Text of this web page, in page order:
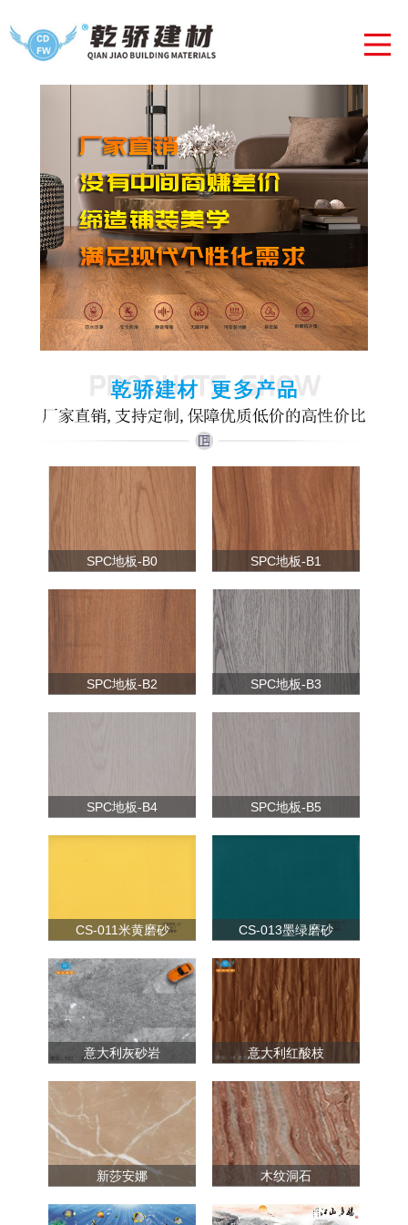
SPC地板-B0 SPC地板-B1
SPC地板-B2 SPC地板-B3
SPC地板-B4 SPC地板-B5
CS-011米黄磨砂 CS-013墨绿磨砂
意大利灰砂岩 意大利红酸枝
新莎安娜 木纹洞石